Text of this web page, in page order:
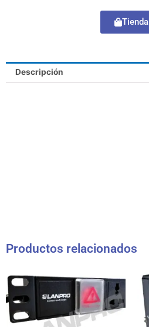
Tienda
Descripción
Productos relacionados